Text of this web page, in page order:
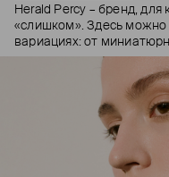
Herald Percy – бренд, для
«слишком». Здесь
вариациях: от
массивных, которые
образа. Героиня бренда
нужно как минимум 25
внушительный арсенал
поехать на вечеринку